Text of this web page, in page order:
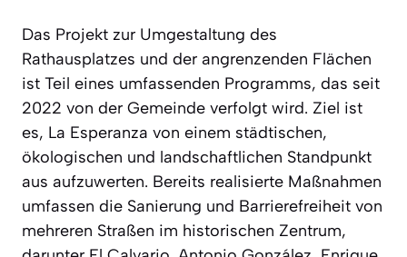
Das Projekt zur Umgestaltung des
Rathausplatzes und der angrenzenden Flächen
ist Teil eines umfassenden Programms, das seit
2022 von der Gemeinde verfolgt wird. Ziel ist
es, La Esperanza von einem städtischen,
ökologischen und landschaftlichen Standpunkt
aus aufzuwerten. Bereits realisierte Maßnahmen
umfassen die Sanierung und Barrierefreiheit von
mehreren Straßen im historischen Zentrum,